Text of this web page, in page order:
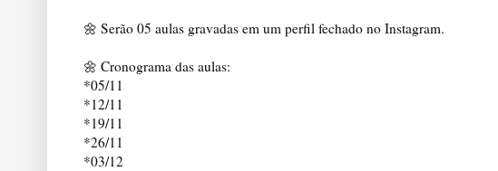
🌼 Serão 05 aulas gravadas em um perfil fechado no Instagram.
🌼 Cronograma das aulas:
*05/11
*12/11
*19/11
*26/11
*03/12